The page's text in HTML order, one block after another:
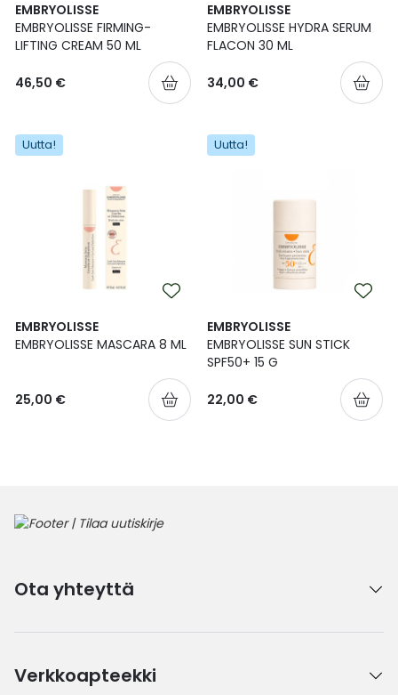
EMBRYOLISSE
EMBRYOLISSE FIRMING-
LIFTING CREAM 50 ML
46,50 €
EMBRYOLISSE
EMBRYOLISSE HYDRA SERUM
FLACON 30 ML
34,00 €
Uutta!
EMBRYOLISSE
EMBRYOLISSE MASCARA 8 ML
25,00 €
Uutta!
EMBRYOLISSE
EMBRYOLISSE SUN STICK
SPF50+ 15 G
22,00 €
Ota yhteyttä
Verkkoapteekki